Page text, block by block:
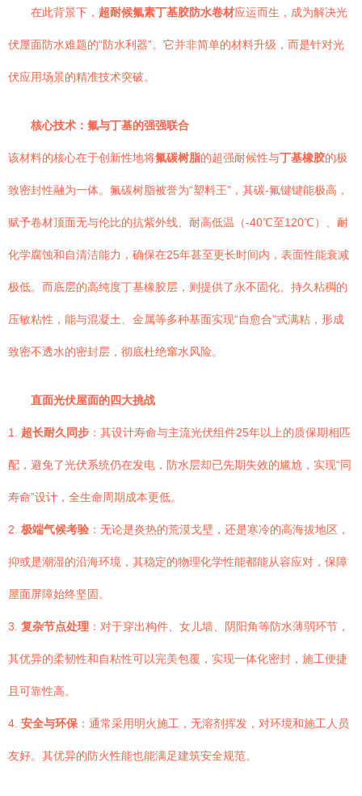
在此背景下， 超耐候氟素丁基胶防水卷材应运而生，成为解决光
伏屋面防水难题的“防水利器”。它并非简单的材料升级，而是针对光
伏应用场景的精准技术突破。
核心技术：氟与丁基的强强联合
该材料的核心在于创新性地将氟碳树脂的超强耐候性与丁基橡胶的极
致密封性融为一体。氟碳树脂被誉为“塑料王”，其碳-氟键键能极高，
赋予卷材顶面无与伦比的抗紫外线、耐高低温（-40℃至120℃）、耐
化学腐蚀和自清洁能力，确保在25年甚至更长时间内，表面性能衰减
极低。而底层的高纯度丁基橡胶层，则提供了永不固化、持久粘稠的
压敏粘性，能与混凝土、金属等多种基面实现“自愈合”式满粘，形成
致密不透水的密封层，彻底杜绝窜水风险。
直面光伏屋面的四大挑战
1. 超长耐久同步 ：其设计寿命与主流光伏组件25年以上的质保期相匹
配，避免了光伏系统仍在发电，防水层却已先期失效的尴尬，实现“同
寿命”设计，全生命周期成本更低。
2. 极端气候考验 ：无论是炎热的荒漠戈壁，还是寒冷的高海拔地区，
抑或是潮湿的沿海环境，其稳定的物理化学性能都能从容应对，保障
屋面屏障始终坚固。
3. 复杂节点处理 ：对于穿出构件、女儿墙、阴阳角等防水薄弱环节，
其优异的柔韧性和自粘性可以完美包覆，实现一体化密封，施工便捷
且可靠性高。
4. 安全与环保 ：通常采用明火施工，无溶剂挥发，对环境和施工人员
友好。其优异的防火性能也能满足建筑安全规范。